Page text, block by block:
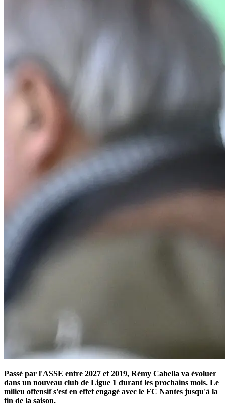
Passé par l'ASSE entre 2027 et 2019, Rémy Cabella va évoluer
dans un nouveau club de Ligue 1 durant les prochains mois. Le
milieu offensif s'est en effet engagé avec le FC Nantes jusqu'à la
fin de la saison.